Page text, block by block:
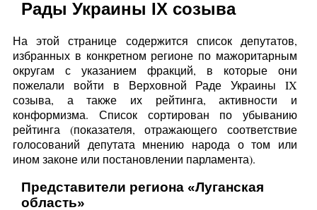
Рады Украины IX созыва
На этой странице содержится список депутатов,
избранных в конкретном регионе по мажоритарным
округам с указанием фракций, в которые они
пожелали войти в Верховной Раде Украины IX
созыва, а также их рейтинга, активности и
конформизма. Список сортирован по убыванию
рейтинга (показателя, отражающего соответствие
голосований депутата мнению народа о том или
ином законе или постановлении парламента).
Представители региона «Луганская
область»